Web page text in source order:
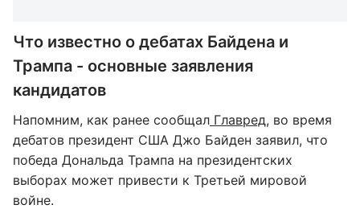
Что известно о дебатах Байдена и
Трампа - основные заявления
кандидатов
Напомним, как ранее сообщал Главред, во время
дебатов президент США Джо Байден заявил, что
победа Дональда Трампа на президентских
выборах может привести к Третьей мировой
войне.